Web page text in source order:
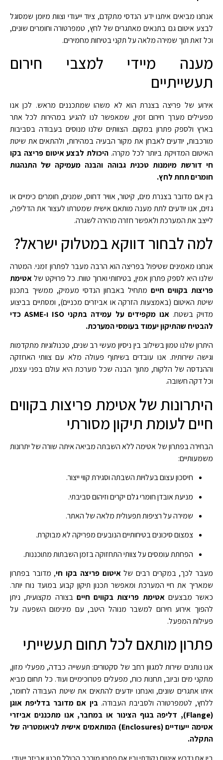
אנחנו מביאים איתנו ידע הנדסי מתקדם, ציוד ייעודי וצוות מיומן שמסוגל
לבצע איטום גם בתנאים מאתגרים של לחץ, טמפרטורה וחומרים שונים,
וכל זאת תוך שמירה מלאה על תקני בטיחות מחמירים.
מענה מיידי למצבי חירום
תעשייתיים
אירוע של פריצה בצנרת הוא לא משהו שמתכננים מראש. לכן אנו
מפעילים מערך חירום זמין, שמאפשר לנו להגיע במהירות לכל אתר
בארץ ולספק פתרון במקום. הצוותים שלנו מנוסים בעבודה בסביבות
מורכבות, יודעים לאבחן את מקור הבעיה במהירות, ולהתאים את שיטת
האיטום המדויקת ביותר לכל מקרה. היכולת לבצע איטום פריצה בקו
חי דורשת מיומנות טכנית גבוהה והבנה מעמיקה של התנהגות
חומרים תחת לחץ.
בין אם מדובר בצנרת מים, קיטור, אוויר דחוס, שמנים, חומרים כימיים או
גזים, אנו יודעים לתת מענה מותאם אישית שמטרתו לעצור את הדליפה,
לייצב את המערכת ולאפשר חזרה מהירה לשגרה.
למה לבחור דווקא במטלוק ישראל?
אנחנו מאמינים שטיפול בפריצה הוא הרבה מעבר לפתרון זמני. המטרה
שלנו היא לספק פתרון אמין, בטיחותי וארוך טווח. כל פרויקט שלאטימת
פריצות בקווים חיים מתחיל באבחון הנדסי מעמיק, ממשיך בתכנון
שיטת האיטום (באמצעות הזרקה או אביזרים מכניים), ומסתיים בביצוע
מדויק בשטח.
אנו מקפידים על עמידה בתקני ISO ו-ASME כדי
להבטיח שהתיקון יעמוד בעומסי המערכת.
היתרון שלנו טמון בשילוב בין ניסיון מעשי רב שנים, טכנולוגיות מתקדמות
וגישה שירותית. אנו עובדים בשיתוף פעולה מלא עם צוותי האחזקה
וההנדסה של הלקוח, מתוך הבנה שכל מערכת היא עולם בפני עצמו,
וכל דקה חשובה.
היתרונות של אטימת פריצות בקווים
חיים לעומת תיקון מסורתי
הבחירה בפתרון של אטימה ללא השבתה מביאה איתה שורה של יתרונות
משמעותיים:
חיסכון עצום בעלויות השבתה וסגירת קווי ייצור.
מניעת אובדן חומרי גלם יקרים וזיהום סביבתי.
שמירה על רציפות תפעולית מלאה של האתר.
צמצום סיכונים בטיחותיים הנובעים מפריקה לא מבוקרת.
הפחתת עומסים על צוותי התחזוקה בזמן השבתות מתוכננות.
מעבר לכך, במקרים רבים שלאיטום פריצה בקו חי, מדובר בפתרון
שמאריך את חיי המערכת ומאפשר תכנון תיקון קבוע במועד נוח יותר.
כאשר מבצעיםאטימת פריצות בקווים חיים בצורה מקצועית, ניתן
להפוך אירוע חירום למשבר מנוהל היטב, עם מינימום השפעה על
פעילות המפעל.
פתרון מותאם לכל תחום תעשייתי
אנו נותנים שירות למגוון רחב של סקטורים: תעשייה כבדה, מפעלי מזון,
מתקני מים וביוב, תחנות כוח, מפעלים פטרוכימיים ועוד. כל תחום מביא
איתו אתגרים שונים, ואנחנו יודעים להתאים את שיטת העבודה לחומר,
ללחץ, לטמפרטורה ולסביבת העבודה.בין אם מדובר בדליפת אוגן
(Flange), דליפה בגוף הצינור או במחבר, אנו מתכננים אביזרי
אטימה ייעודיים (Enclosures) המותאמים אישית לגיאומטריה של
התקלה.